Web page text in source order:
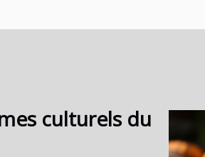
culturels du